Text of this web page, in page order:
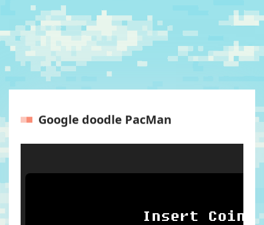
Google doodle PacMan